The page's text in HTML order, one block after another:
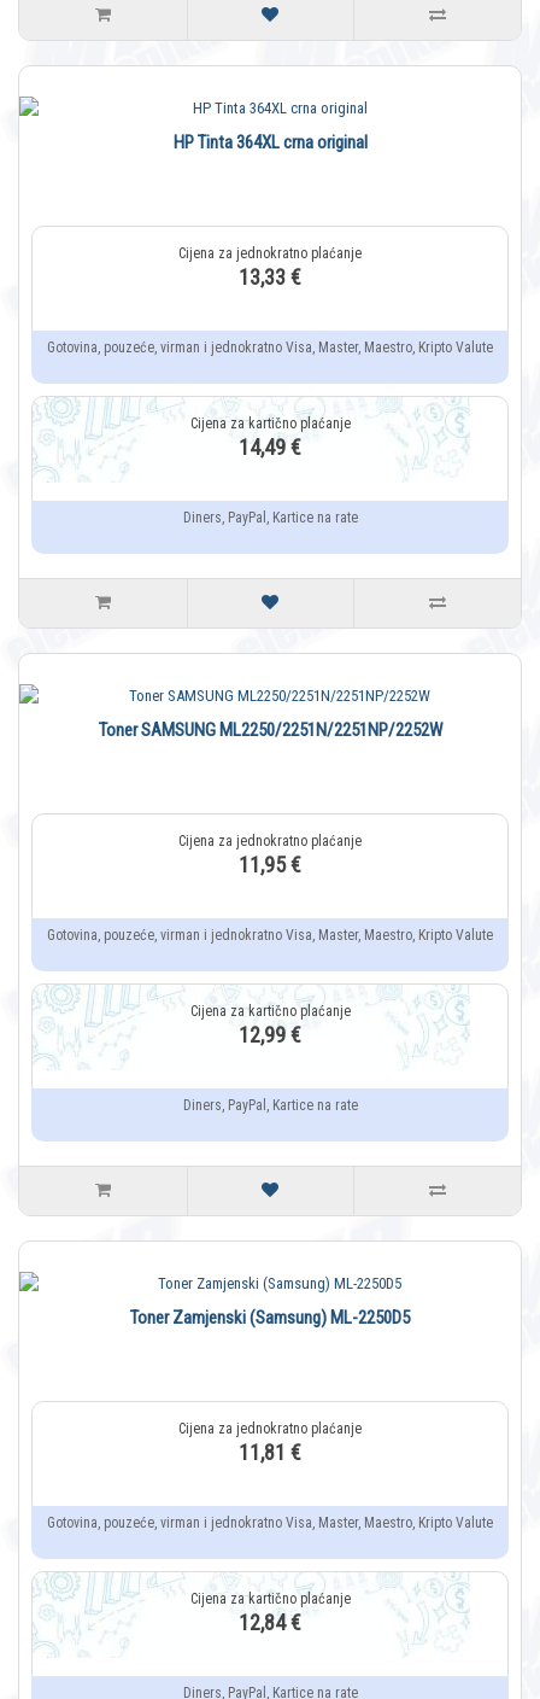
HP Tinta 364XL crna original
13,33 €
Gotovina, pouzeće, virman i jednokratno Visa, Master, Maestro, Kripto Valute
14,49 €
Diners, PayPal, Kartice na rate
Toner SAMSUNG ML2250/2251N/2251NP/2252W
11,95 €
Gotovina, pouzeće, virman i jednokratno Visa, Master, Maestro, Kripto Valute
12,99 €
Diners, PayPal, Kartice na rate
Toner Zamjenski (Samsung) ML-2250D5
11,81 €
Gotovina, pouzeće, virman i jednokratno Visa, Master, Maestro, Kripto Valute
12,84 €
Diners, PayPal, Kartice na rate